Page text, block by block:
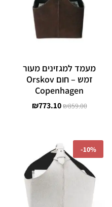
מעמד למגזינים מעור
זמש – חום Orskov
Copenhagen
₪859.00
₪773.10
10%
-
המקורי
היה:
₪1,049.00.
₪944.10.